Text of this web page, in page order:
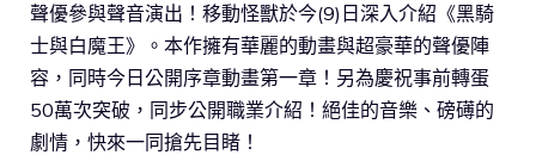
聲優參與聲音演出！移動怪獸於今(9)日深入介紹《黑騎
士與白魔王》。本作擁有華麗的動畫與超豪華的聲優陣
容，同時今日公開序章動畫第一章！另為慶祝事前轉蛋
50萬次突破，同步公開職業介紹！絕佳的音樂、磅礡的
劇情，快來一同搶先目睹！